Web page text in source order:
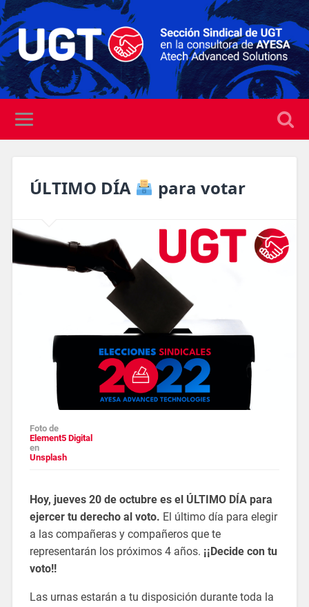
ÚLTIMO DÍA para votar
Foto de
Element5 Digital
en
Unsplash
Hoy, jueves 20 de octubre es el ÚLTIMO DÍA para
ejercer tu derecho al voto. El último día para elegir
a las compañeras y compañeros que te
representarán los próximos 4 años. ¡¡Decide con tu
voto!!
Las urnas estarán a tu disposición durante toda la